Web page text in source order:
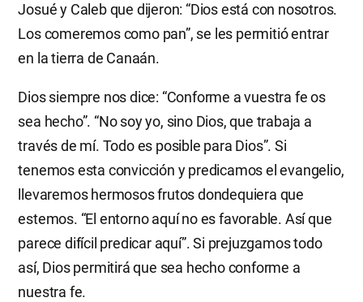
Josué y Caleb que dijeron: “Dios está con nosotros.
Los comeremos como pan”, se les permitió entrar
en la tierra de Canaán.
Dios siempre nos dice: “Conforme a vuestra fe os
sea hecho”. “No soy yo, sino Dios, que trabaja a
través de mí. Todo es posible para Dios”. Si
tenemos esta convicción y predicamos el evangelio,
llevaremos hermosos frutos dondequiera que
estemos. “El entorno aquí no es favorable. Así que
parece difícil predicar aquí”. Si prejuzgamos todo
así, Dios permitirá que sea hecho conforme a
nuestra fe.